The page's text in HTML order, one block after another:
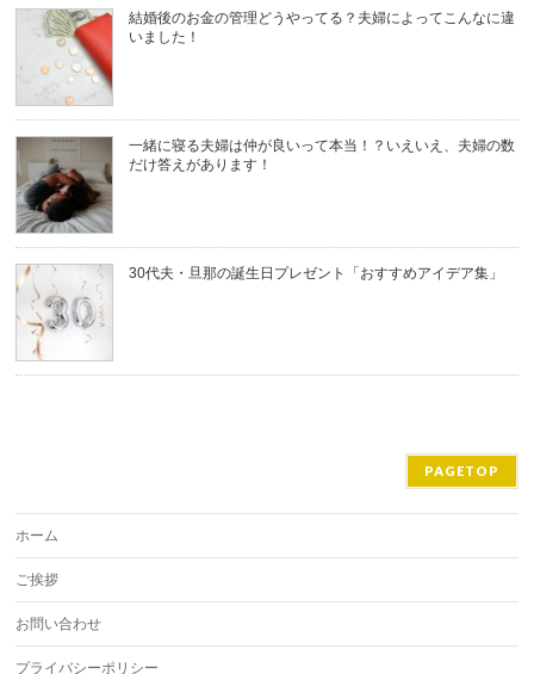
結婚後のお金の管理どうやってる？夫婦によってこんなに違
いました！
一緒に寝る夫婦は仲が良いって本当！？いえいえ、夫婦の数
だけ答えがあります！
30代夫・旦那の誕生日プレゼント「おすすめアイデア集」
PAGETOP
ホーム
ご挨拶
お問い合わせ
プライバシーポリシー